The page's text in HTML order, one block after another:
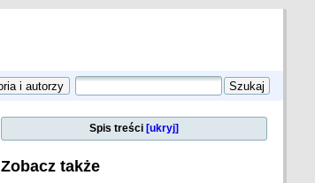
Spis treści [ukryj]
Zobacz także